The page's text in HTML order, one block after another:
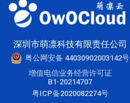
深圳市萌凛科技有限责任公司
粤公网安备 44030902003142号
增值电信业务经营许可证
B1-20214707
粤ICP备2020082274号